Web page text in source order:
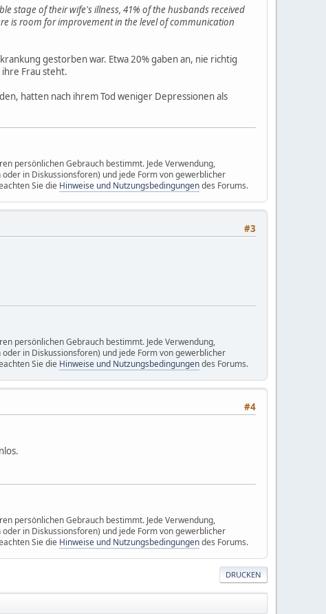
stage of their wife's illness, 41% of the husbands received
is room for improvement in the level of communication
gestorben war. Etwa 20% gaben an, nie richtig
Frau steht.
hatten nach ihrem Tod weniger Depressionen als
persönlichen Gebrauch bestimmt. Jede Verwendung,
in Diskussionsforen) und jede Form von gewerblicher
Sie die Hinweise und Nutzungsbedingungendes Forums.
#3
persönlichen Gebrauch bestimmt. Jede Verwendung,
in Diskussionsforen) und jede Form von gewerblicher
Sie die Hinweise und Nutzungsbedingungendes Forums.
#4
persönlichen Gebrauch bestimmt. Jede Verwendung,
in Diskussionsforen) und jede Form von gewerblicher
Sie die Hinweise und Nutzungsbedingungendes Forums.
DRUCKEN